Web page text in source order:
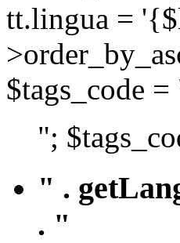
tt.lingua =
$tags_code =
";
" .
. "